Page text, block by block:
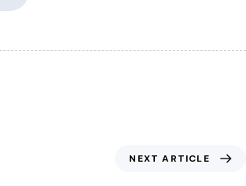
NEXT ARTICLE